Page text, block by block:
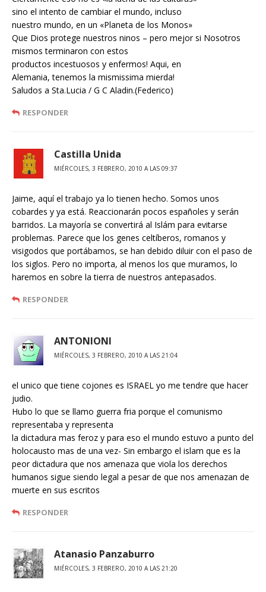
sino el intento de cambiar el mundo, incluso
nuestro mundo, en un «Planeta de los Monos»
Que Dios protege nuestros ninos – pero mejor si Nosotros
mismos terminaron con estos
productos incestuosos y enfermos! Aqui, en
Alemania, tenemos la mismissima mierda!
Saludos a Sta.Lucia / G C Aladin.(Federico)
RESPONDER
Castilla Unida
MIÉRCOLES, 3 FEBRERO, 2010 A LAS 09:37
Jaime, aquí el trabajo ya lo tienen hecho. Somos unos
cobardes y ya está. Reaccionarán pocos españoles y serán
barridos. La mayoría se convertirá al Islám para evitarse
problemas. Parece que los genes celtíberos, romanos y
visigodos que portábamos, se han debido diluir con el paso de
los siglos. Pero no importa, al menos los que muramos, lo
haremos en sobre la tierra de nuestros antepasados.
RESPONDER
ANTONIONI
MIÉRCOLES, 3 FEBRERO, 2010 A LAS 21:04
el unico que tiene cojones es ISRAEL yo me tendre que hacer
judio.
Hubo lo que se llamo guerra fria porque el comunismo
representaba y representa
la dictadura mas feroz y para eso el mundo estuvo a punto del
holocausto mas de una vez- Sin embargo el islam que es la
peor dictadura que nos amenaza que viola los derechos
humanos sigue siendo legal a pesar de que nos amenazan de
muerte en sus escritos
RESPONDER
Atanasio Panzaburro
MIÉRCOLES, 3 FEBRERO, 2010 A LAS 21:20